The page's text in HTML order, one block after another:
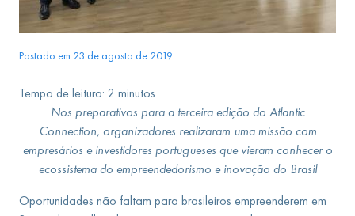
Postado em 23 de agosto de 2019
Tempo de leitura: 2 minutos
Nos preparativos para a terceira edição do Atlantic
Connection, organizadores realizaram uma missão com
empresários e investidores portugueses que vieram conhecer o
ecossistema do empreendedorismo e inovação do Brasil
Oportunidades não faltam para brasileiros empreenderem em